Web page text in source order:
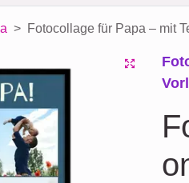
Fotocollage für Papa – mit